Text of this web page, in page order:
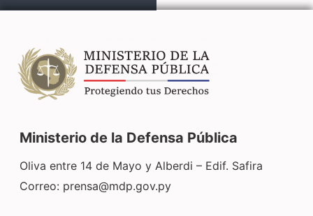
Ministerio de la Defensa Pública
Oliva entre 14 de Mayo y Alberdi – Edif. Safira
Correo: prensa@mdp.gov.py